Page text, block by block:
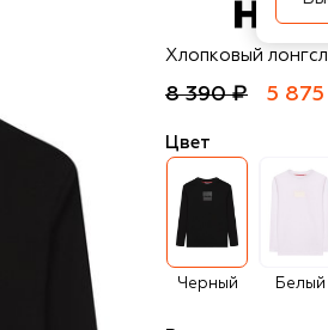
HUGO
Хлопковый
8 390 ₽ 5
Цвет
Черный Белый